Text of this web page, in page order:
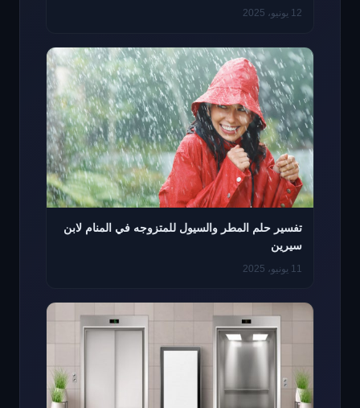
12 يونيو، 2025
تفسير حلم المطر والسيول للمتزوجه في المنام لابن
سيرين
11 يونيو، 2025